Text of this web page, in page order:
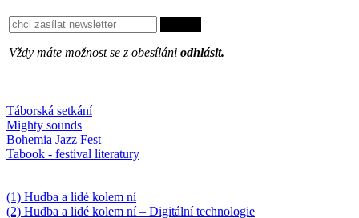
Vždy máte možnost se z obesíláni odhlásit.
Táborská setkání
Mighty sounds
Bohemia Jazz Fest
Tabook - festival literatury
(1) Hudba a lidé kolem ní
(2) Hudba a lidé kolem ní – Digitální technologie